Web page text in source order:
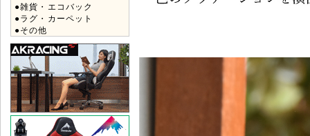
●雑貨・エコバック
●ラグ・カーペット
●その他